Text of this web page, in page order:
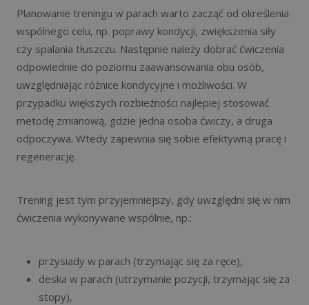
Planowanie treningu w parach warto zacząć od określenia
wspólnego celu, np. poprawy kondycji, zwiększenia siły
czy spalania tłuszczu. Następnie należy dobrać ćwiczenia
odpowiednie do poziomu zaawansowania obu osób,
uwzględniając różnice kondycyjne i możliwości. W
przypadku większych rozbieżności najlepiej stosować
metodę zmianową, gdzie jedna osoba ćwiczy, a druga
odpoczywa. Wtedy zapewnia się sobie efektywną pracę i
regenerację.
Trening jest tym przyjemniejszy, gdy uwzględni się w nim
ćwiczenia wykonywane wspólnie, np.:
przysiady w parach (trzymając się za ręce),
deska w parach (utrzymanie pozycji, trzymając się za
stopy),